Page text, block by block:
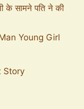
के सामने पति ने की
Young Girl
Story